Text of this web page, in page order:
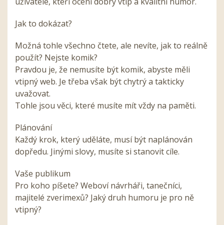
Jak to dokázat?
Možná tohle všechno čtete, ale nevíte, jak to reálně
použít? Nejste komik?
Pravdou je, že nemusíte být komik, abyste měli
vtipný web. Je třeba však být chytrý a takticky
uvažovat.
Tohle jsou věci, které musíte mít vždy na paměti.
Plánování
Každý krok, který uděláte, musí být naplánován
dopředu. Jinými slovy, musíte si stanovit cíle.
Vaše publikum
Pro koho píšete? Weboví návrháři, tanečníci,
majitelé zverimexů? Jaký druh humoru je pro ně
vtipný?